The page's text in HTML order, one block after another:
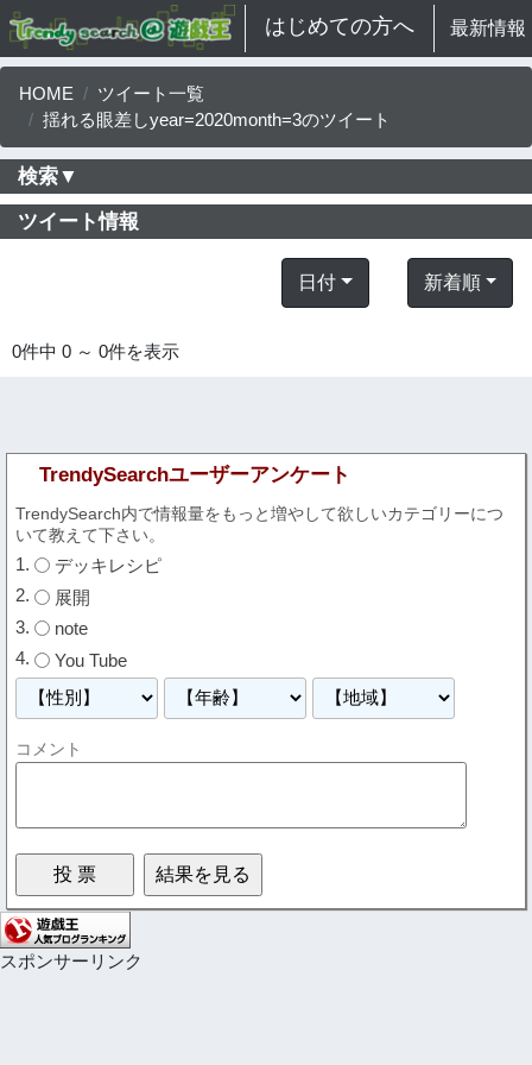
はじめての方へ 最新情報
HOME
ツイート一覧
揺れる眼差しyear=2020month=3のツイート
TrendySearchユーザーアンケート
TrendySearch内で情報量をもっと増やして欲しいカテゴリーにつ
いて教えて下さい。
デッキレシピ
展開
note
You Tube
コメント
スポンサーリンク
検索▼
ツイート情報
日付 新着順
0件中 0 ～ 0件を表示